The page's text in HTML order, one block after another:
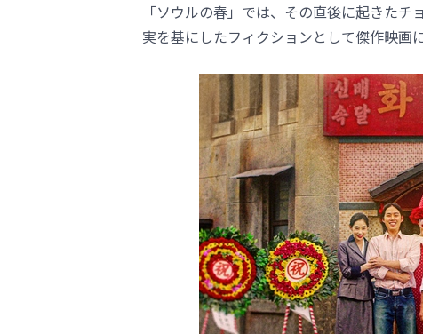
「ソウルの春」では、その直後に起きた
実を基にしたフィクションとして傑作映画